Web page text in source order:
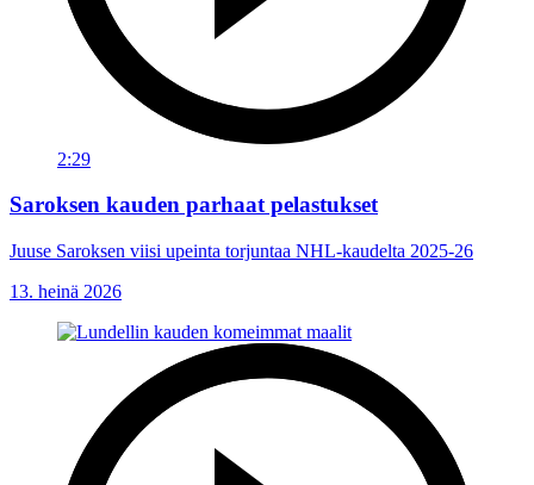
2:29
Saroksen kauden parhaat pelastukset
Juuse Saroksen viisi upeinta torjuntaa NHL-kaudelta 2025-26
13. heinä 2026